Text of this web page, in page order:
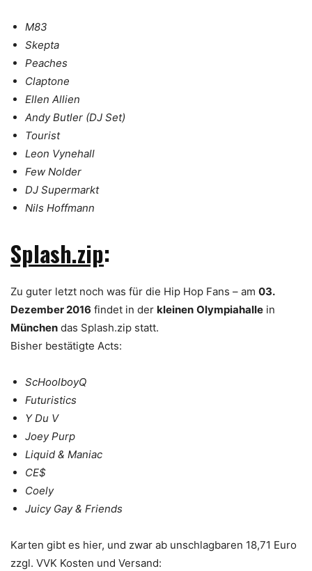
M83
Skepta
Peaches
Claptone
Ellen Allien
Andy Butler (DJ Set)
Tourist
Leon Vynehall
Few Nolder
DJ Supermarkt
Nils Hoffmann
Splash.zip:
Zu guter letzt noch was für die Hip Hop Fans – am 03.
Dezember 2016 findet in der kleinen Olympiahalle in
München das Splash.zip statt.
Bisher bestätigte Acts:
ScHoolboyQ
Futuristics
Y Du V
Joey Purp
Liquid & Maniac
CE$
Coely
Juicy Gay & Friends
Karten gibt es hier, und zwar ab unschlagbaren 18,71 Euro
zzgl. VVK Kosten und Versand: